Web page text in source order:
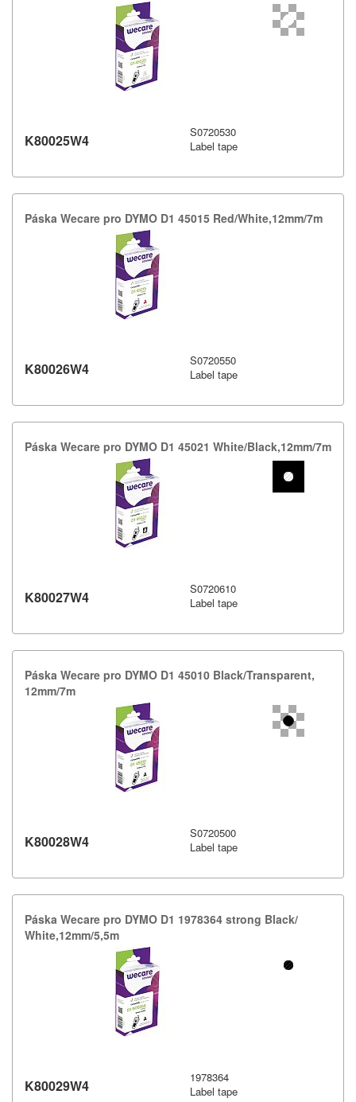
K80025W4
S0720530
Label tape
Páska Wecare pro DYMO D1 45015 Red/​White,​12mm/​7m
K80026W4
S0720550
Label tape
Páska Wecare pro DYMO D1 45021 White/​Black,​12mm/​7m
K80027W4
S0720610
Label tape
Páska Wecare pro DYMO D1 45010 Black/​Transparent,​
12mm/​7m
K80028W4
S0720500
Label tape
Páska Wecare pro DYMO D1 1978364 strong Black/​
White,​12mm/​5,​5m
K80029W4
1978364
Label tape